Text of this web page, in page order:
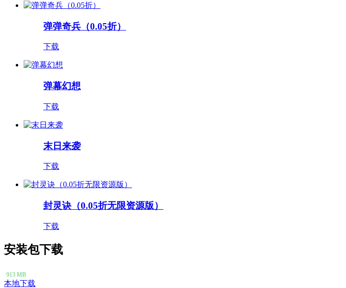
弹弹奇兵（0.05折）
下载
弹幕幻想
下载
末日来袭
下载
封灵诀（0.05折无限资源版）
下载
安装包下载
913 MB
本地下载